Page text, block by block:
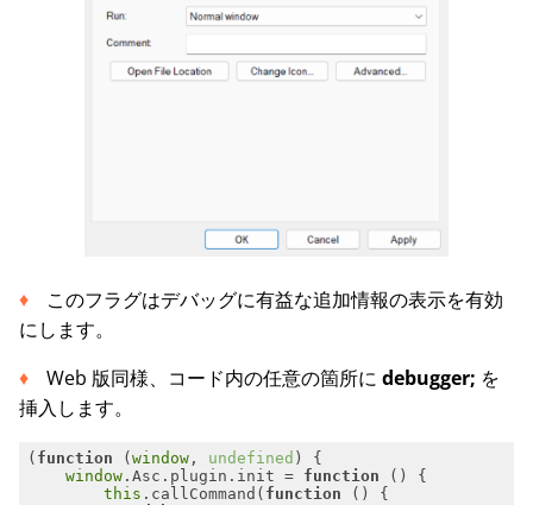
このフラグはデバッグに有益な追加情報の表示を有効
にします。
Web 版同様、コード内の任意の箇所に debugger; を
挿入します。
( function ( window, undefined )
window.Asc.plugin.init = function ( )
this .callCommand( function ( )